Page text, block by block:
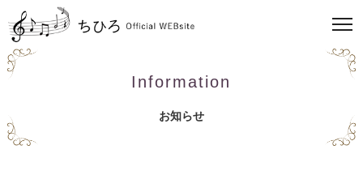
Information
お知らせ